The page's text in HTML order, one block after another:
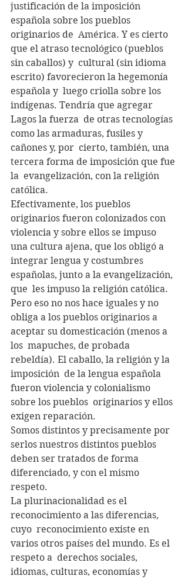
justificación de la imposición
española sobre los pueblos
originarios de  América. Y es cierto
que el atraso tecnológico (pueblos
sin caballos) y  cultural (sin idioma
escrito) favorecieron la hegemonía
española y  luego criolla sobre los
indígenas. Tendría que agregar
Lagos la fuerza  de otras tecnologías
como las armaduras, fusiles y
cañones y, por  cierto, también, una
tercera forma de imposición que fue
la  evangelización, con la religión
católica.
Efectivamente, los pueblos
originarios fueron colonizados con
violencia y sobre ellos se impuso
una cultura ajena, que los obligó a
integrar lengua y costumbres
españolas, junto a la evangelización,
que  les impuso la religión católica.
Pero eso no nos hace iguales y no
obliga a los pueblos originarios a
aceptar su domesticación (menos a
los  mapuches, de probada
rebeldía). El caballo, la religión y la
imposición  de la lengua española
fueron violencia y colonialismo
sobre los pueblos  originarios y ellos
exigen reparación.
Somos distintos y precisamente por
serlos nuestros distintos pueblos
deben ser tratados de forma
diferenciado, y con el mismo
respeto.
La plurinacionalidad es el
reconocimiento a las diferencias,
cuyo  reconocimiento existe en
varios otros países del mundo. Es el
respeto a  derechos sociales,
idiomas, culturas, economías y